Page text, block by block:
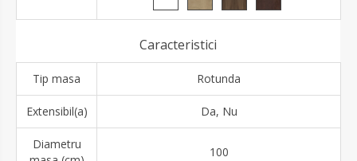
Caracteristici
Tip masa Rotunda
Extensibil(a) Da, Nu
Diametru
100